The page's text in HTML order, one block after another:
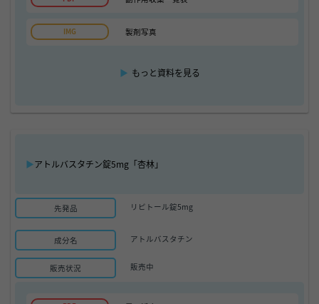
製剤写真
▶ もっと資料を見る
▶アトルバスタチン錠5mg「杏林」
先発品 リピトール錠5mg
成分名 アトルバスタチン
販売状況 販売中